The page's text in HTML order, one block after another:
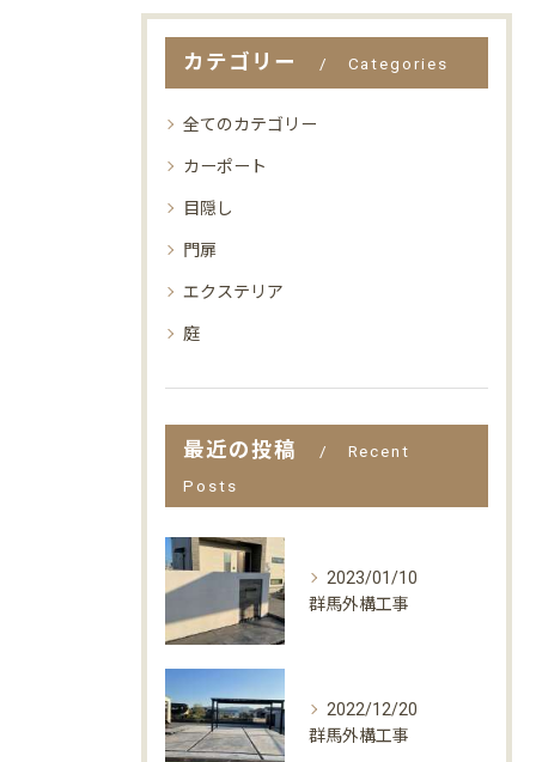
カテゴリー Categories
全てのカテゴリー
カーポート
目隠し
門扉
エクステリア
庭
最近の投稿
Recent
Posts
2023/01/10
群馬外構工事
2022/12/20
群馬外構工事